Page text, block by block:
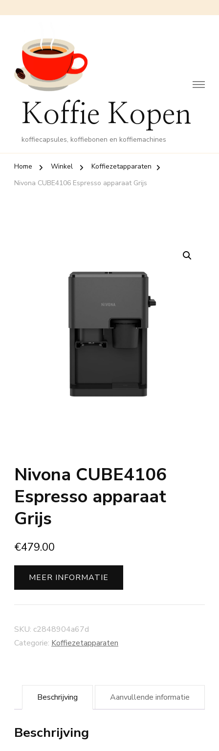
Koffie Kopen
koffiecapsules, koffiebonen en koffiemachines
Home Winkel
Koffiezetapparaten
Nivona CUBE4106 Espresso apparaat Grijs
Nivona CUBE4106
Espresso apparaat
Grijs
€479.00
MEER INFORMATIE
SKU: c2848904a67d
Categorie: Koffiezetapparaten
Beschrijving Aanvullende informatie
Beschrijving